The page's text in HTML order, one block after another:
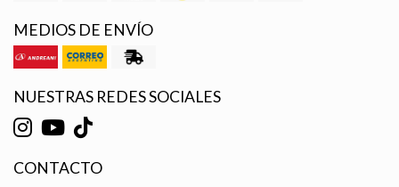
MEDIOS DE ENVÍO
NUESTRAS REDES SOCIALES
CONTACTO